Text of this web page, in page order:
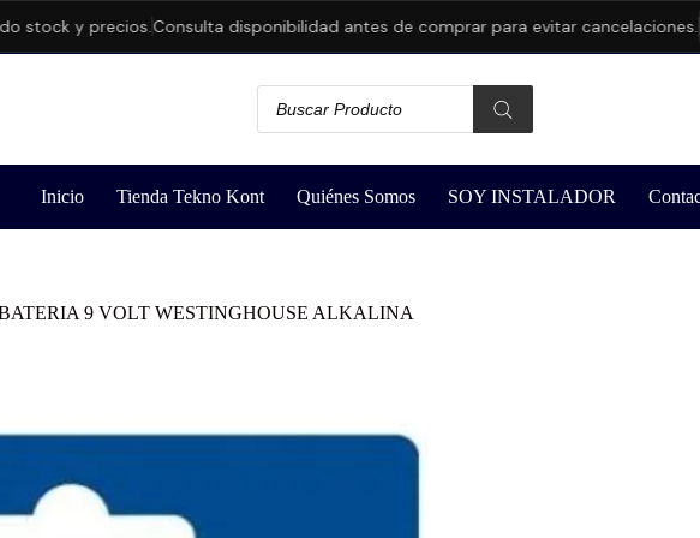
y precios.Consulta disponibilidad antes de comprar para evitar cancelaciones.
Inicio Tienda Tekno Kont Quiénes Somos SOY INSTALADOR
9 VOLT WESTINGHOUSE ALKALINA